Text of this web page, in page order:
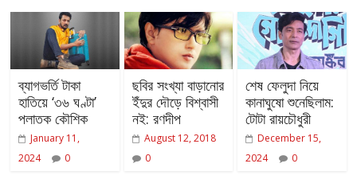
ব্যাগভর্তি টাকা
হাতিয়ে ‘৩৬ ঘণ্টা’
পলাতক কৌশিক
January 11,
2024
0
ছবির সংখ্যা বাড়ানোর
ইঁদুর দৌড়ে বিশ্বাসী
নই: রণদীপ
August 12, 2018
0
শেষ ফেলুদা নিয়ে
কানাঘুষো শুনেছিলাম:
টোটা রায়চৌধুরী
December 15,
2024
0